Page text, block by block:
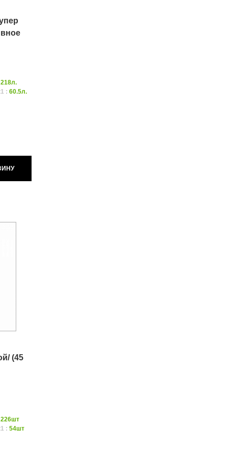
218л.
:60.5л.
(45
226шт
:54шт